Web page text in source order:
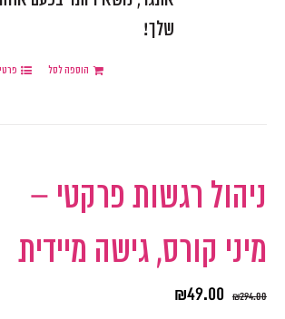
שלך!
הוספה לסל
ניהול רגשות פרקטי –
מיני קורס, גישה מיידית
₪294.00
₪49.00